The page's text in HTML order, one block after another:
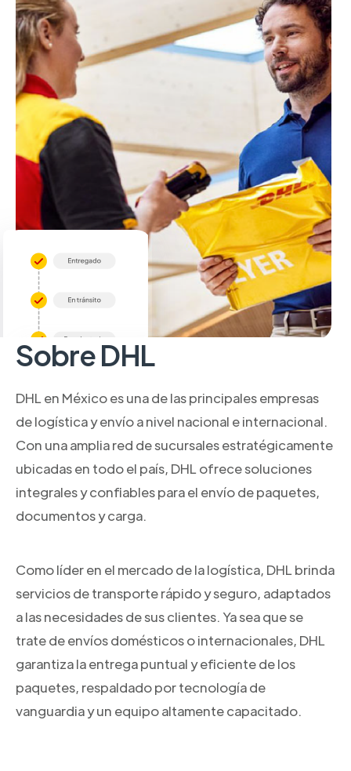
Sobre DHL
DHL en México es una de las principales empresas
de logística y envío a nivel nacional e internacional.
Con una amplia red de sucursales estratégicamente
ubicadas en todo el país, DHL ofrece soluciones
integrales y confiables para el envío de paquetes,
documentos y carga.
Como líder en el mercado de la logística, DHL brinda
servicios de transporte rápido y seguro, adaptados
a las necesidades de sus clientes. Ya sea que se
trate de envíos domésticos o internacionales, DHL
garantiza la entrega puntual y eficiente de los
paquetes, respaldado por tecnología de
vanguardia y un equipo altamente capacitado.